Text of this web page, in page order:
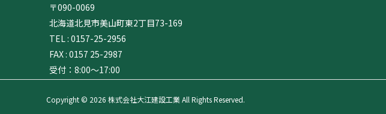
〒090-0069
北海道北見市美山町東2丁目73-169
TEL : 0157-25-2956
FAX : 0157 25-2987
受付：8:00～17:00
Copyright © 2026 株式会社大江建設工業 All Rights Reserved.